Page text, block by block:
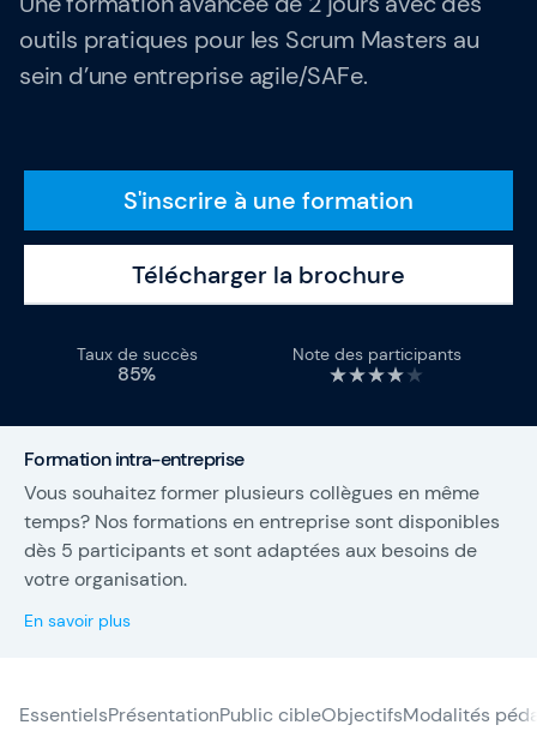
Qui sommes-nous ?
Notre équipe
Gladwell Academy accompagne les professionnels
ambitieux grâce à des formations pratiques en
Agile, SAFe et Intelligence Artificielle. À travers
concrets, nous aidons les équipes à être meilleures
Contactez-nous
Offres d'emploi
Changer de langue
outils pratiques pour les Scrum Masters au
sein d’une entreprise agile/SAFe.
S'inscrire à une formation
Télécharger la brochure
Taux de succès
85%
Note des participants
Formation intra-entreprise
Vous souhaitez former plusieurs collègues en même
temps? Nos formations en entreprise sont disponibles
dès 5 participants et sont adaptées aux besoins de
votre organisation.
En savoir plus
EssentielsPrésentationPublic cibleObjectifsModalités